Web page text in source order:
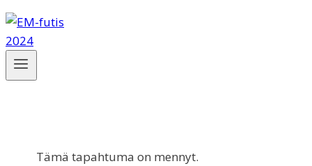
Tämä tapahtuma on mennyt.